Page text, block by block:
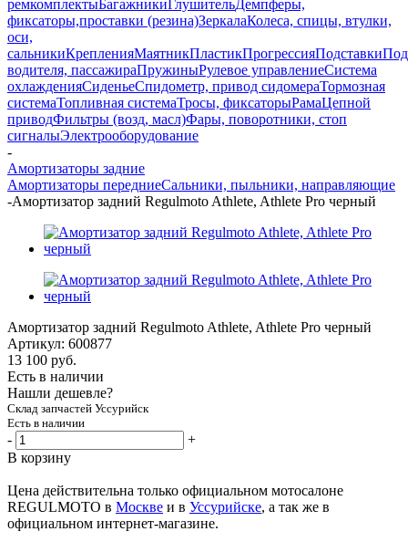
ремкомплектыБагажники ГлушительДемпферы,
фиксаторы,проставки (резина)ЗеркалаКолеса, спицы, втулки,
оси,
сальникиКрепленияМаятникПластикПрогрессияПодставки
водителя, пассажираПружиныРулевое управлениеСистема
охлажденияСиденьеСпидометр, привод сидомераТормозная
системаТопливная системаТросы, фиксаторыРамаЦепной
приводФильтры (возд, масл)Фары, поворотники, стоп
сигналыЭлектрооборудование
-
Амортизаторы задние
Амортизаторы передниеСальники, пыльники, направляющие
-Амортизатор задний Regulmoto Athlete, Athlete Pro черный
Амортизатор задний Regulmoto Athlete, Athlete Pro черный
Артикул: 600877
13 100 руб.
Есть в наличии
Нашли дешевле?
Склад запчастей Уссурийск
Есть в наличии
-
+
В корзину
Цена действительна только официальном мотосалоне
REGULMOTO в Москве и в Уссурийске, а так же в
официальном интернет-магазине.